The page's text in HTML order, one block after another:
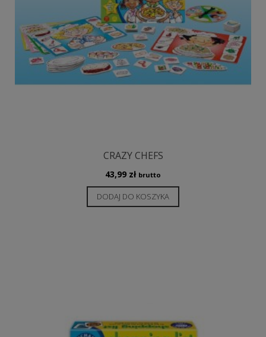
CRAZY CHEFS
43,99 zł brutto
DODAJ DO KOSZYKA